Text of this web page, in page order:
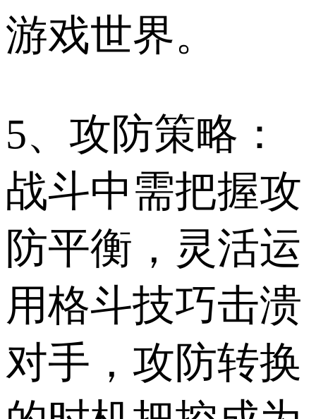
游戏世界。
5、攻防策略：
战斗中需把握攻
防平衡，灵活运
用格斗技巧击溃
对手，攻防转换